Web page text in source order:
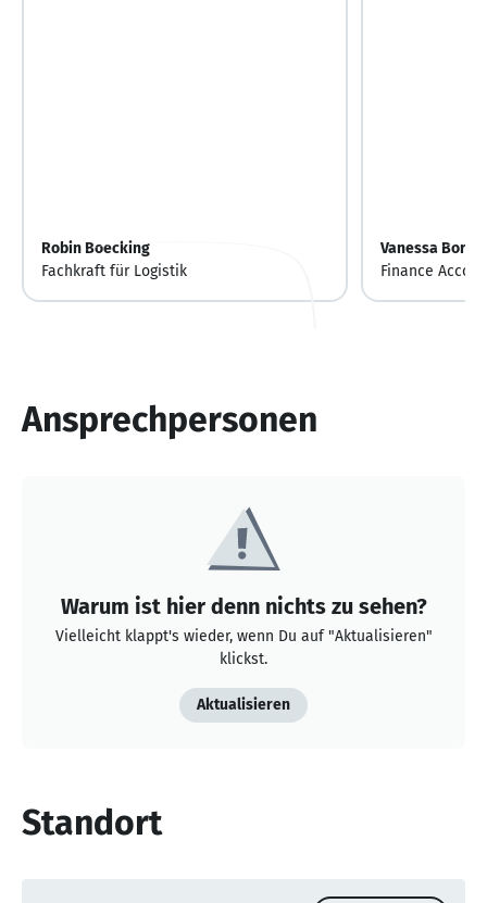
Robin Boecking
Fachkraft für Logistik
Vanessa
Finance
Ansprechpersonen
Warum ist hier denn nichts zu sehen?
Vielleicht klappt's wieder, wenn Du auf "Aktualisieren"
klickst.
Aktualisieren
Standort